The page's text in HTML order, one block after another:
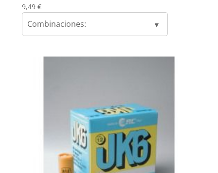
9,49 €
Combinaciones: